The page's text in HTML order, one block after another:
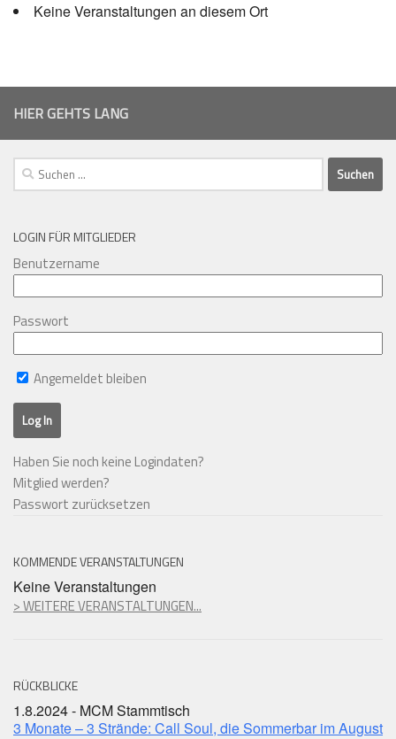
Keine Veranstaltungen an diesem Ort
HIER GEHTS LANG
Suchen
nach:
LOGIN FÜR MITGLIEDER
Benutzername
Passwort
Angemeldet bleiben
Haben Sie noch keine Logindaten?
Mitglied werden?
Passwort zurücksetzen
KOMMENDE VERANSTALTUNGEN
Keine Veranstaltungen
> WEITERE VERANSTALTUNGEN...
RÜCKBLICKE
1.8.2024 - MCM Stammtisch
3 Monate – 3 Strände: Call Soul, die Sommerbar im August